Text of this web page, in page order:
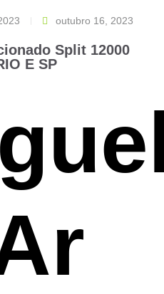
outubro 16, 2023
Split 12000
E SP